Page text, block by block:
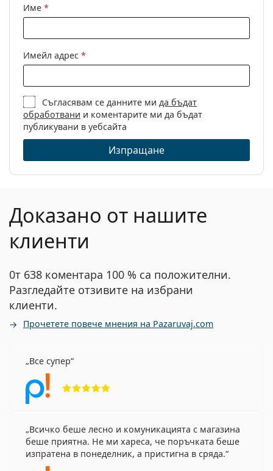
Име *
Имейл адрес *
Съгласявам се данните ми да бъдат
обработвани и коментарите ми да бъдат
публикувани в уебсайта
Изпращане
Доказано от нашите
клиенти
0т 638 коментара 100 % са положителни.
Разгледайте отзивите на избрани
клиенти.
Прочетете повече мнения на Pazaruvaj.com
Все супер
Всичко беше лесно и комуникацията с магазина
беше приятна. Не ми хареса, че поръчката беше
изпратена в понеделник, а пристигна в сряда.